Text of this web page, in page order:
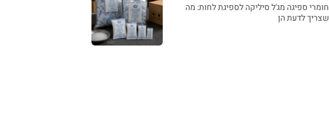
חומרי ספיגה מג'ל סיליקה לספיגת לחות: מה
שצריך לדעת הן